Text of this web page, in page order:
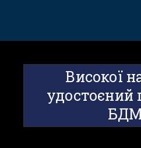
Високої
удостоєний